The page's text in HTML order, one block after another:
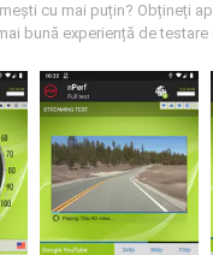
provin datele?
din testele
nPerf. Acestea
condiții reale, direct pe
tot ce trebuie să faceți
nPerf pe
date, cu atât hărțile
cu mai puțin? Obțineți
bună experiență de testare